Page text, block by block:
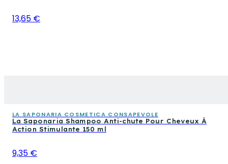
13,65 €
LA SAPONARIA COSMETICA CONSAPEVOLE
La Saponaria Shampoo Anti-chute Pour Cheveux À
Action Stimulante 150 ml
9,35 €